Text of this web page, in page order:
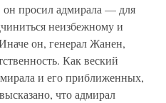
он просил адмирала — для
неизбежному и
он, генерал Жанен,
Как веский
и его приближенных,
что адмирал